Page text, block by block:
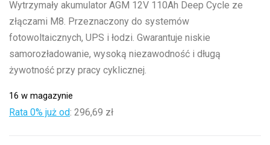
Wytrzymały akumulator AGM 12V 110Ah Deep Cycle ze
złączami M8. Przeznaczony do systemów
fotowoltaicznych, UPS i łodzi. Gwarantuje niskie
samorozładowanie, wysoką niezawodność i długą
żywotność przy pracy cyklicznej.
16 w magazynie
Rata 0% już od: 296,69 zł